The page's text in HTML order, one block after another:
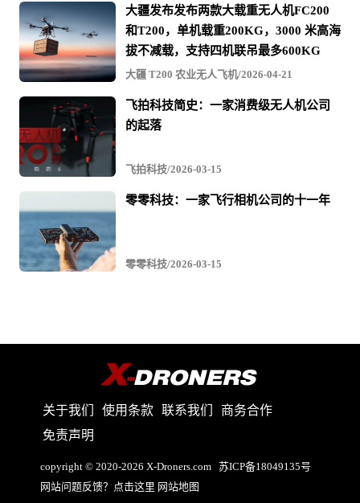
大疆发布发布两款大载重无人机FC200
和T200，单机载重200KG，3000 米高海
拔不减载，支持四机联吊最多600KG
大疆 T200 农业无人飞机/2026-04-21
飞拍科技简史：一家消费级无人机公司
的起落
飞拍科技/2026-03-15
零零科技：一家飞行相机公司的十一年
零零科技/2026-03-15
关于我们 使用条款 联系我们
商务合作
免责声明
copyright © 2020-2026 X-Droners.com 苏ICP备18049135号
网站问题反馈？点击这里 网站地图